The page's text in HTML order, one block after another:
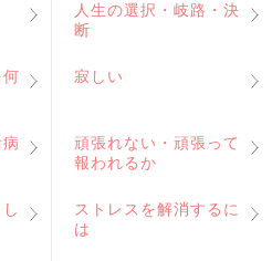
人生の選択・岐路・決
断
寂しい
頑張れない・頑張って
報われるか
ストレスを解消するに
は